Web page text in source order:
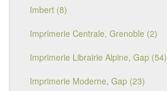
Imbert (8)
Imprimerie Centrale, Grenoble (2)
Imprimerie Librairie Alpine, Gap (54)
Imprimerie Moderne, Gap (23)